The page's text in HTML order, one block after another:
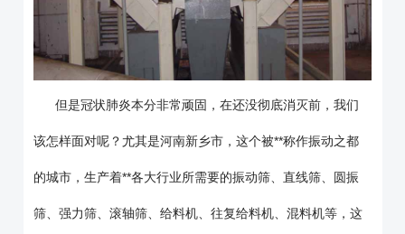
但是冠状肺炎本分非常顽固，在还没彻底消灭前，我们
该怎样面对呢？尤其是河南新乡市，这个被**称作振动之都
的城市，生产着**各大行业所需要的振动筛 、直线筛 圆振
筛 、强力筛 、滚轴筛 、给料机 、往复给料机 、混料机等，这